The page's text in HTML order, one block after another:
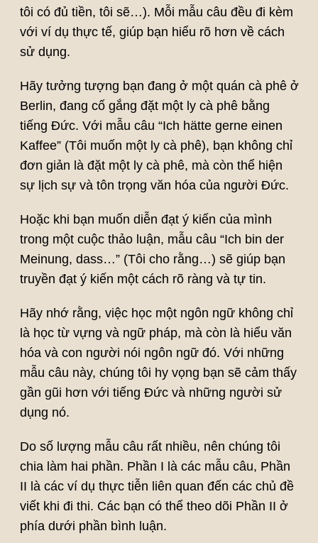
tôi có đủ tiền, tôi sẽ…). Mỗi mẫu câu đều đi kèm
với ví dụ thực tế, giúp bạn hiểu rõ hơn về cách
sử dụng.
Hãy tưởng tượng bạn đang ở một quán cà phê ở
Berlin, đang cố gắng đặt một ly cà phê bằng
tiếng Đức. Với mẫu câu “Ich hätte gerne einen
Kaffee” (Tôi muốn một ly cà phê), bạn không chỉ
đơn giản là đặt một ly cà phê, mà còn thể hiện
sự lịch sự và tôn trọng văn hóa của người Đức.
Hoặc khi bạn muốn diễn đạt ý kiến của mình
trong một cuộc thảo luận, mẫu câu “Ich bin der
Meinung, dass…” (Tôi cho rằng…) sẽ giúp bạn
truyền đạt ý kiến một cách rõ ràng và tự tin.
Hãy nhớ rằng, việc học một ngôn ngữ không chỉ
là học từ vựng và ngữ pháp, mà còn là hiểu văn
hóa và con người nói ngôn ngữ đó. Với những
mẫu câu này, chúng tôi hy vọng bạn sẽ cảm thấy
gần gũi hơn với tiếng Đức và những người sử
dụng nó.
Do số lượng mẫu câu rất nhiều, nên chúng tôi
chia làm hai phần. Phần I là các mẫu câu, Phần
II là các ví dụ thực tiễn liên quan đến các chủ đề
viết khi đi thi. Các bạn có thể theo dõi Phần II ở
phía dưới phần bình luận.